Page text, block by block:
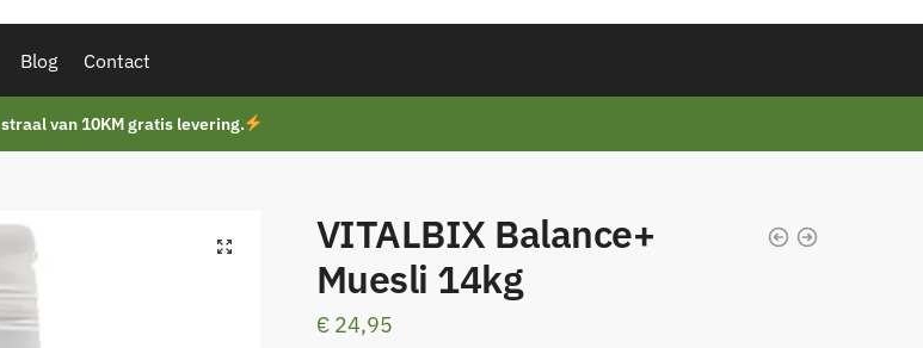
Blog Contact
straal van 10KM gratis levering.
VITALBIX Balance+
Muesli 14kg
€24,95